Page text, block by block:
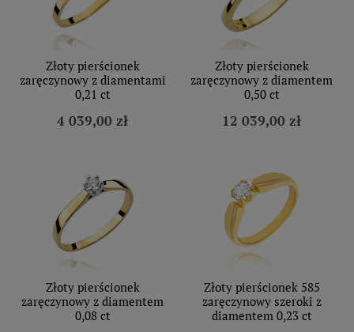
Złoty pierścionek
zaręczynowy z diamentami
0,21 ct
4 039,00 zł
Złoty pierścionek
zaręczynowy z diamentem
0,50 ct
12 039,00 zł
Złoty pierścionek
zaręczynowy z diamentem
0,08 ct
Złoty pierścionek 585
zaręczynowy szeroki z
diamentem 0,23 ct